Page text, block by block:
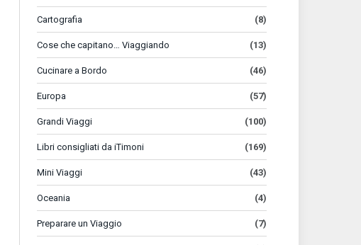
Cartografia (8)
Cose che capitano… Viaggiando (13)
Cucinare a Bordo (46)
Europa (57)
Grandi Viaggi (100)
Libri consigliati da iTimoni (169)
Mini Viaggi (43)
Oceania (4)
Preparare un Viaggio (7)